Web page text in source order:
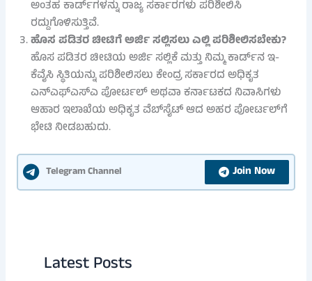
ಅಂತಹ ಕಾರ್ಡ್‌ಗಳನ್ನು ರಾಜ್ಯ ಸರ್ಕಾರಗಳು ಪರಿಶೀಲಿಸಿ
ರದ್ದುಗೊಳಿಸುತ್ತಿವೆ.
ಹೊಸ ಪಡಿತರ ಚೀಟಿಗೆ ಅರ್ಜಿ ಸಲ್ಲಿಸಲು ಎಲ್ಲಿ ಪರಿಶೀಲಿಸಬೇಕು?
ಹೊಸ ಪಡಿತರ ಚೀಟಿಯ ಅರ್ಜಿ ಸಲ್ಲಿಕೆ ಮತ್ತು ನಿಮ್ಮ ಕಾರ್ಡ್‌ನ ಇ-
ಕೆವೈಸಿ ಸ್ಥಿತಿಯನ್ನು ಪರಿಶೀಲಿಸಲು ಕೇಂದ್ರ ಸರ್ಕಾರದ ಅಧಿಕೃತ
ಎನ್‌ಎಫ್‌ಎಸ್‌ಎ ಪೋರ್ಟಲ್ ಅಥವಾ ಕರ್ನಾಟಕದ ನಿವಾಸಿಗಳು
ಆಹಾರ ಇಲಾಖೆಯ ಅಧಿಕೃತ ವೆಬ್‌ಸೈಟ್ ಆದ ಅಹರ ಪೋರ್ಟಲ್‌ಗೆ
ಭೇಟಿ ನೀಡಬಹುದು.
Telegram Channel Join Now
Latest Posts